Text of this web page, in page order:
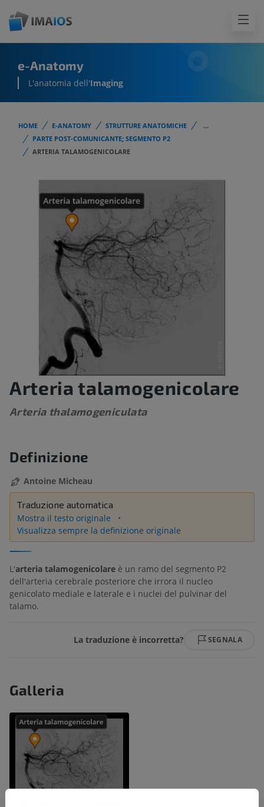
e-Anatomy
L'anatomia dell'Imaging
HOME E-ANATOMY STRUTTURE ANATOMICHE
...
PARTE POST-COMUNICANTE; SEGMENTO P2
ARTERIA TALAMOGENICOLARE
Arteria talamogenicolare
Arteria thalamogeniculata
Definizione
Antoine Micheau
Traduzione automatica
Mostra il testo originale
Visualizza sempre la definizione originale
L'arteria talamogenicolare è un ramo del segmento P2
dell'arteria cerebrale posteriore che irrora il nucleo
genicolato mediale e laterale e i nuclei del pulvinar del
talamo.
La traduzione è incorretta? SEGNALA
Galleria